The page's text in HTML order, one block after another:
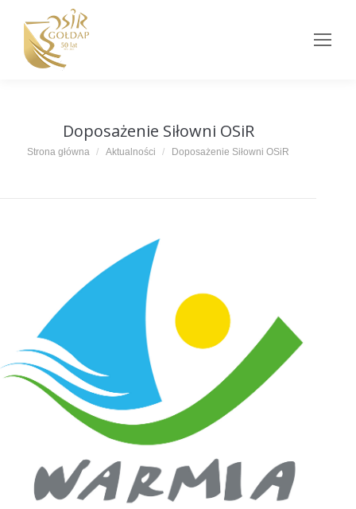
Doposażenie Siłowni OSiR
Jesteś tutaj:
Strona główna Aktualności Doposażenie Siłowni OSiR